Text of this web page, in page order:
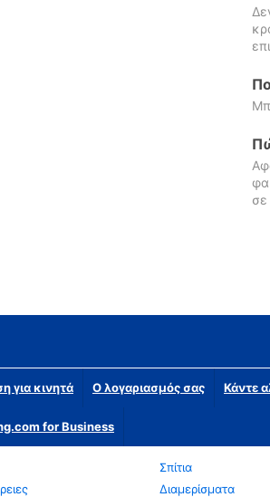
σε
για κινητά Ο λογαριασμός σας Κάντε
for Business
Σπίτια
Διαμερίσματα